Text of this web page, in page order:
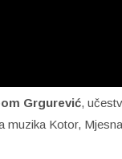
Grgurević,
muzika Kotor,